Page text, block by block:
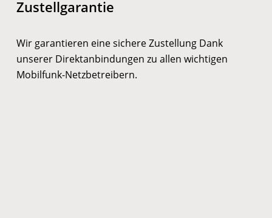
Zustellgarantie
Wir garantieren eine sichere Zustellung Dank
unserer Direktanbindungen zu allen wichtigen
Mobilfunk-Netzbetreibern.